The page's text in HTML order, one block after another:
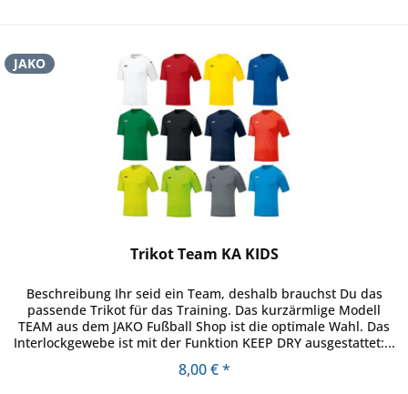
JAKO
Trikot Team KA KIDS
Beschreibung Ihr seid ein Team, deshalb brauchst Du das
passende Trikot für das Training. Das kurzärmlige Modell
TEAM aus dem JAKO Fußball Shop ist die optimale Wahl. Das
Interlockgewebe ist mit der Funktion KEEP DRY ausgestattet:...
8,00 € *